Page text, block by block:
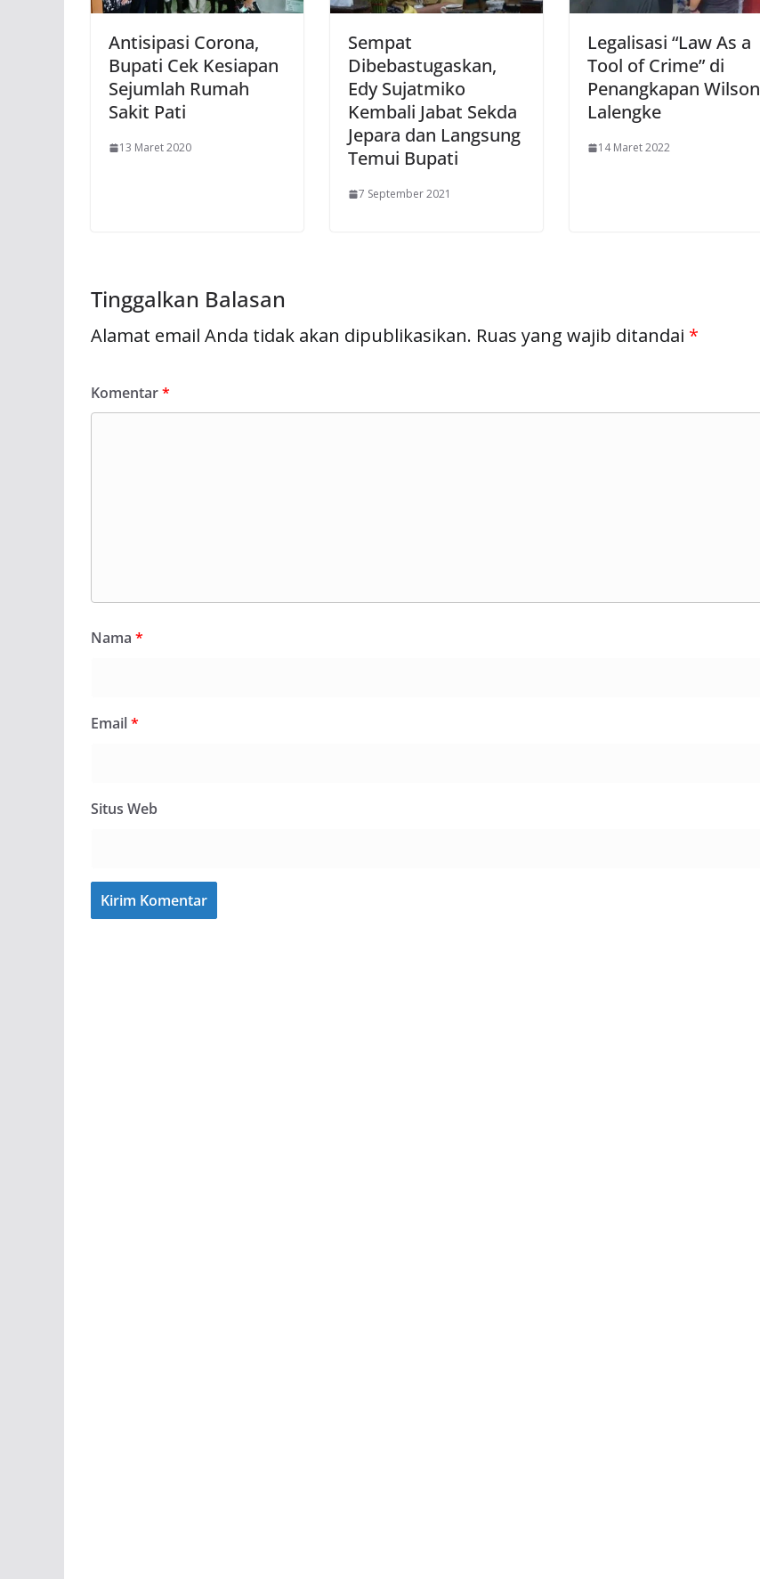
Antisipasi Corona,
Bupati Cek Kesiapan
Sejumlah Rumah
Sakit Pati
13 Maret 2020
Sempat
Dibebastugaskan,
Edy Sujatmiko
Kembali Jabat Sekda
Jepara dan Langsung
Temui Bupati
7 September 2021
Legalisasi “Law As a
Tool of Crime” di
Penangkapan Wilson
Lalengke
14 Maret 2022
Tinggalkan Balasan
Alamat email Anda tidak akan dipublikasikan. Ruas yang wajib ditandai *
Komentar*
Nama *
Email*
Situs Web